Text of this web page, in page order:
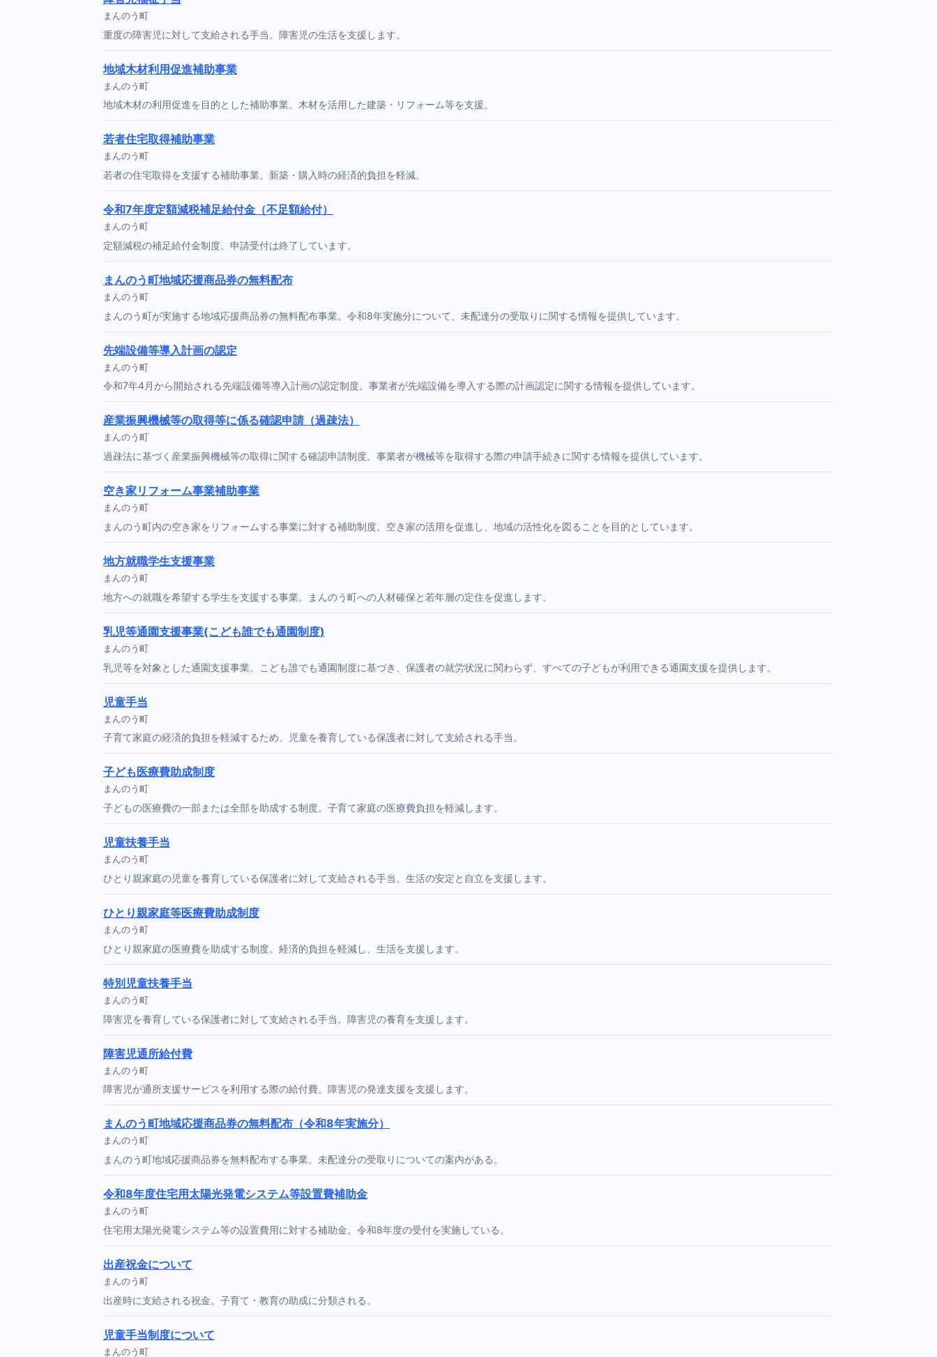
まんのう町
重度の障害児に対して支給される手当。障害児の生活を支援します。
地域木材利用促進補助事業
まんのう町
地域木材の利用促進を目的とした補助事業。木材を活用した建築・リフォーム等を支援。
若者住宅取得補助事業
まんのう町
若者の住宅取得を支援する補助事業。新築・購入時の経済的負担を軽減。
令和7年度定額減税補足給付金（不足額給付）
まんのう町
定額減税の補足給付金制度。申請受付は終了しています。
まんのう町地域応援商品券の無料配布
まんのう町
まんのう町が実施する地域応援商品券の無料配布事業。令和8年実施分について、未配達分の受取りに関する情報を提供しています。
先端設備等導入計画の認定
まんのう町
令和7年4月から開始される先端設備等導入計画の認定制度。事業者が先端設備を導入する際の計画認定に関する情報を提供しています。
産業振興機械等の取得等に係る確認申請（過疎法）
まんのう町
過疎法に基づく産業振興機械等の取得に関する確認申請制度。事業者が機械等を取得する際の申請手続きに関する情報を提供しています。
空き家リフォーム事業補助事業
まんのう町
まんのう町内の空き家をリフォームする事業に対する補助制度。空き家の活用を促進し、地域の活性化を図ることを目的としています。
地方就職学生支援事業
まんのう町
地方への就職を希望する学生を支援する事業。まんのう町への人材確保と若年層の定住を促進します。
乳児等通園支援事業(こども誰でも通園制度)
まんのう町
乳児等を対象とした通園支援事業。こども誰でも通園制度に基づき、保護者の就労状況に関わらず、すべての子どもが利用できる通園支援を提供します。
児童手当
まんのう町
子育て家庭の経済的負担を軽減するため、児童を養育している保護者に対して支給される手当。
子ども医療費助成制度
まんのう町
子どもの医療費の一部または全部を助成する制度。子育て家庭の医療費負担を軽減します。
児童扶養手当
まんのう町
ひとり親家庭の児童を養育している保護者に対して支給される手当。生活の安定と自立を支援します。
ひとり親家庭等医療費助成制度
まんのう町
ひとり親家庭の医療費を助成する制度。経済的負担を軽減し、生活を支援します。
特別児童扶養手当
まんのう町
障害児を養育している保護者に対して支給される手当。障害児の養育を支援します。
障害児通所給付費
まんのう町
障害児が通所支援サービスを利用する際の給付費。障害児の発達支援を支援します。
まんのう町地域応援商品券の無料配布（令和8年実施分）
まんのう町
まんのう町地域応援商品券を無料配布する事業。未配達分の受取りについての案内がある。
令和8年度住宅用太陽光発電システム等設置費補助金
まんのう町
住宅用太陽光発電システム等の設置費用に対する補助金。令和8年度の受付を実施している。
出産祝金について
まんのう町
出産時に支給される祝金。子育て・教育の助成に分類される。
児童手当制度について
まんのう町